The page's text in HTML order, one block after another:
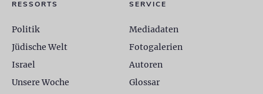
RESSORTS
Politik
Jüdische Welt
Israel
Unsere Woche
SERVICE
Mediadaten
Fotogalerien
Autoren
Glossar